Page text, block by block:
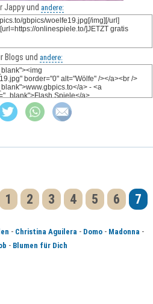
Jappy und andere:
Blogs und andere:
1 2 3 4 5 6 7
- Christina Aguilera- Domo- Madonna-
- Blumen für Dich